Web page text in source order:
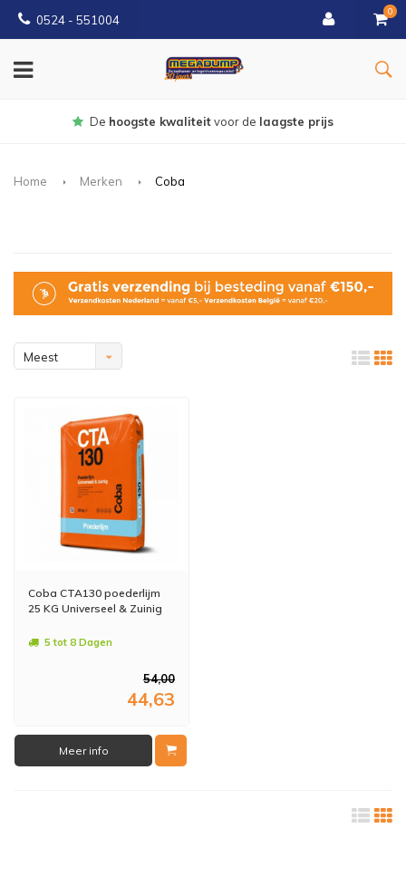
0524 - 551004
0
Gratisbezorgd vanaf €150
Home Merken Coba
Meest
Coba CTA130 poederlijm
25 KG Universeel & Zuinig
5 tot 8 Dagen
54,00
44,63
Meer info